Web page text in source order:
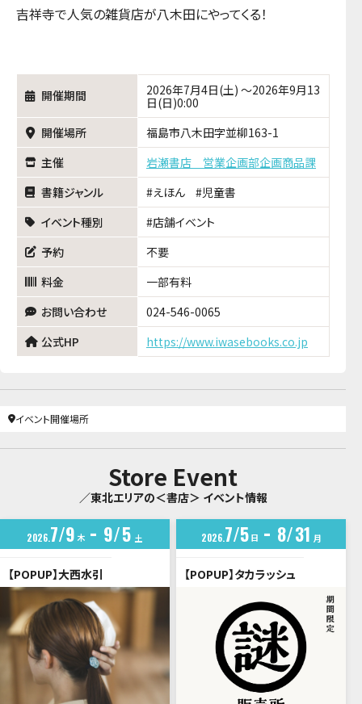
吉祥寺で人気の雑貨店が八木田にやってくる！
開催期間
2026年7月4日(土) ～2026年9月13
日(日)0:00
開催場所
福島市八木田字並柳163-1
主催
岩瀬書店 営業企画部企画商品課
書籍ジャンル
えほん
児童書
イベント種別
店舗イベント
予約
不要
料金
一部有料
お問い合わせ
024-546-0065
公式HP
https://www.iwasebooks.co.jp
イベント開催場所
Store Event
／東北エリアの＜書店＞ イベント情報
2026 7 9 木 9 5 土
【POPUP】大西水引
20267 5 日 8 31 月
【POPUP】タカラッシュ